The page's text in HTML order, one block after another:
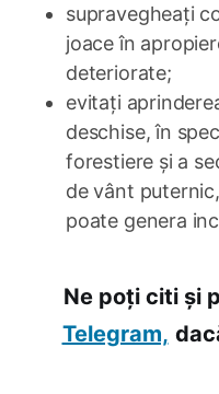
supravegheați
joace în
deteriorate;
evitați
deschise, în
forestiere și a
de vânt
poate genera
Ne poți citi și
Telegram,